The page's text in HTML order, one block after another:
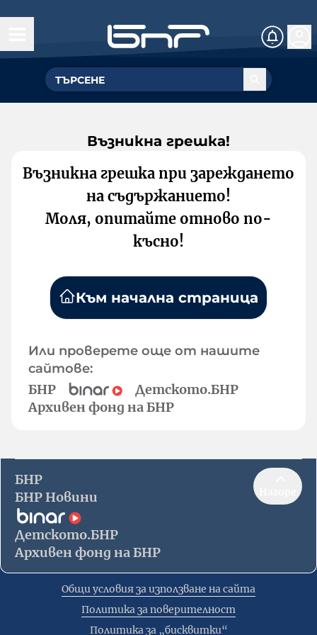
Възникна грешка!
Възникна грешка при зареждането
на съдържанието!
Моля, опитайте отново по-
късно!
Към начална страница
Или проверете още от нашите
сайтове:
БНР
Детското.БНР
Архивен фонд на БНР
БНР
БНР Новини
Детското.БНР
Архивен фонд на БНР
Общи условия за използване на сайта
Политика за поверителност
Политика за „бисквитки“